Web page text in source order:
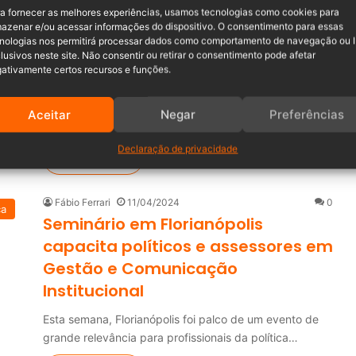
fornecer as melhores experiências, usamos tecnologias como cookies para
e/ou acessar informações do dispositivo. O consentimento para essas
nos permitirá processar dados como comportamento de navegação ou
neste site. Não consentir ou retirar o consentimento pode afetar
certos recursos e funções.
Aceitar Negar Preferências
Declaração de privacidade
Redação Misturebas I 10/04/2025 0
Rodeio realizará 2º Seminário
sobre Autismo no dia 25 de abril
com palestras e ações de inclusão
No próximo dia 25 de abril, às 19h, o Centro Cultural de
Rodeio será palco…
Leia mais »
Fábio Ferrari 11/04/2024 0
Seminário em Florianópolis
capacita políticos e assessores em
Gestão e Comunicação
Institucional
Esta semana, Florianópolis foi palco de um evento de
grande relevância para profissionais da política…